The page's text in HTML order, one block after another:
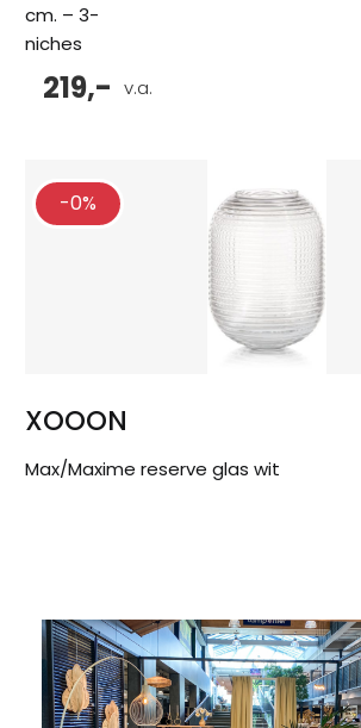
cm. – 3-
niches
v.a.
219,-
-0%
XOOON
Max/Maxime reserve glas wit